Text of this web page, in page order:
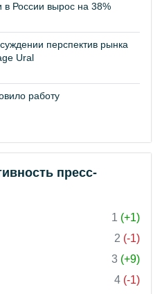
России вырос на 38%
перспектив рынка
Ural
работу
пресс-
1 (+1)
2 (-1)
3 (+9)
4 (-1)